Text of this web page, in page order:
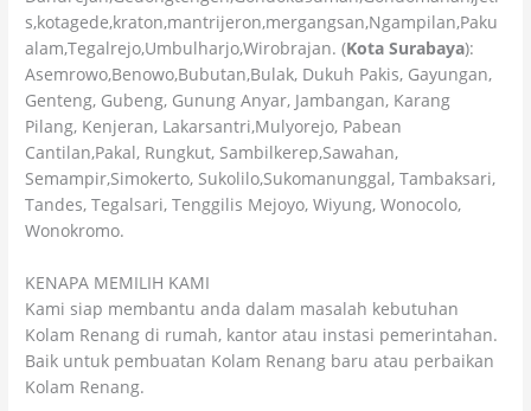
s,kotagede,kraton,mantrijeron,mergangsan,Ngampilan,Paku
alam,Tegalrejo,Umbulharjo,Wirobrajan. (Kota Surabaya):
Asemrowo,Benowo,Bubutan,Bulak, Dukuh Pakis, Gayungan,
Genteng, Gubeng, Gunung Anyar, Jambangan, Karang
Pilang, Kenjeran, Lakarsantri,Mulyorejo, Pabean
Cantilan,Pakal, Rungkut, Sambilkerep,Sawahan,
Semampir,Simokerto, Sukolilo,Sukomanunggal, Tambaksari,
Tandes, Tegalsari, Tenggilis Mejoyo, Wiyung, Wonocolo,
Wonokromo.
KENAPA MEMILIH KAMI
Kami siap membantu anda dalam masalah kebutuhan
Kolam Renang di rumah, kantor atau instasi pemerintahan.
Baik untuk pembuatan Kolam Renang baru atau perbaikan
Kolam Renang.